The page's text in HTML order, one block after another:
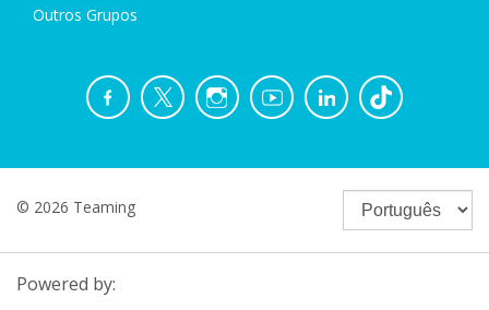
Outros Grupos
© 2026 Teaming
Powered by: